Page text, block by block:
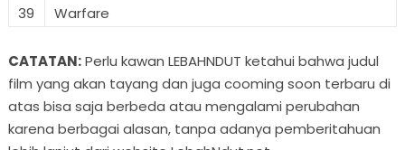
39
Warfare
CATATAN:Perlu kawan LEBAHNDUT ketahui bahwa judul
film yang akan tayang dan juga cooming soon terbaru di
atas bisa saja berbeda atau mengalami perubahan
karena berbagai alasan, tanpa adanya pemberitahuan